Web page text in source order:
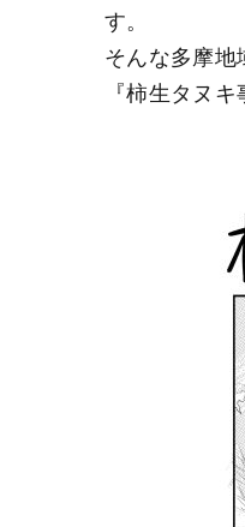
す。
そんな多摩地
『柿生タヌ